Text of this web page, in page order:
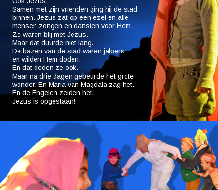
Samen met zijn vrienden ging hij de stad
binnen. Jezus zat op een ezel en alle
mensen zongen en dansten voor Hem.
Ze waren blij met Jezus.
Maar dat duurde niet lang.
De bazen van de stad waren jaloers
en wilden Hem doden.
En dat deden ze ook.
Maar na drie dagen gebeurde het grote
wonder. En Maria van Magdala zag het.
En de Engelen zeiden het.
Jezus is opgestaan!